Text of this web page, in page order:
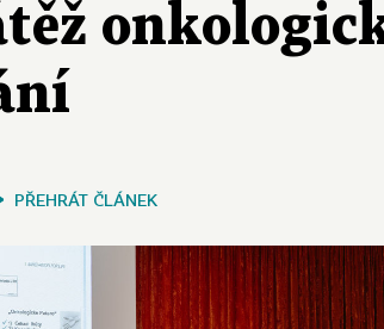
PŘEHRÁT ČLÁNEK